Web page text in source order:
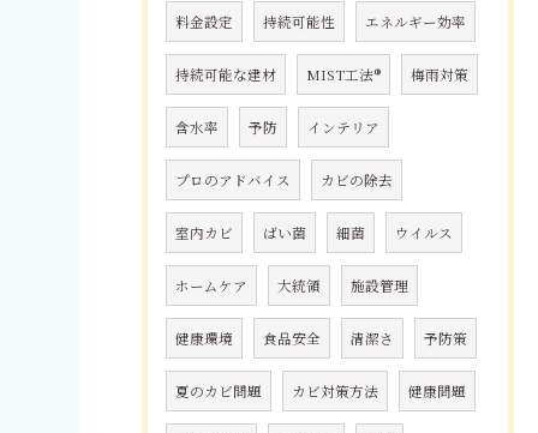
料金設定 持続可能性 エネルギー効率
持続可能な建材 MIST工法® 梅雨対策
含水率 予防 インテリア
プロのアドバイス カビの除去
室内カビ ばい菌 細菌 ウイルス
ホームケア 大統領 施設管理
健康環境 食品安全 清潔さ 予防策
夏のカビ問題 カビ対策方法 健康問題